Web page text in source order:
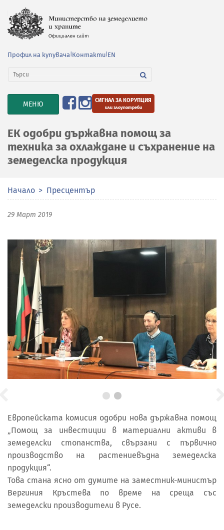
Профил на купувача Контакти EN
TOGGLE
NAVIGATION
МЕНЮ СИГНАЛ ЗА КОРУПЦИЯ
или злоупотреби
ЕК одобри държавна помощ за
техника за охлаждане и съхранение на
земеделска продукция
Начало Пресцентър
29 Март 2019
Европейската комисия одобри нова държавна помощ
„Помощ за инвестиции в материални активи в
земеделски стопанства, свързани с първично
производство на растениевъдна земеделска
продукция“.
Това стана ясно от думите на заместник-министър
Вергиния Кръстева по време на среща със
земеделски производители в Русе.